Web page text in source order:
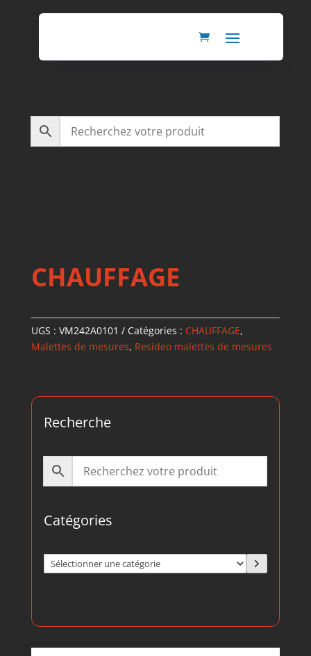
CHAUFFAGE
UGS : VM242A0101 Catégories : CHAUFFAGE,
Malettes de mesures, Resideo malettes de mesures
Recherche
Catégories
Sélectionner
une